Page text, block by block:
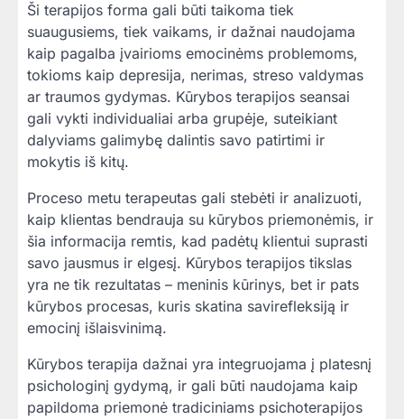
Ši terapijos forma gali būti taikoma tiek
suaugusiems, tiek vaikams, ir dažnai naudojama
kaip pagalba įvairioms emocinėms problemoms,
tokioms kaip depresija, nerimas, streso valdymas
ar traumos gydymas. Kūrybos terapijos seansai
gali vykti individualiai arba grupėje, suteikiant
dalyviams galimybę dalintis savo patirtimi ir
mokytis iš kitų.
Proceso metu terapeutas gali stebėti ir analizuoti,
kaip klientas bendrauja su kūrybos priemonėmis, ir
šia informacija remtis, kad padėtų klientui suprasti
savo jausmus ir elgesį. Kūrybos terapijos tikslas
yra ne tik rezultatas – meninis kūrinys, bet ir pats
kūrybos procesas, kuris skatina savirefleksiją ir
emocinį išlaisvinimą.
Kūrybos terapija dažnai yra integruojama į platesnį
psichologinį gydymą, ir gali būti naudojama kaip
papildoma priemonė tradiciniams psichoterapijos